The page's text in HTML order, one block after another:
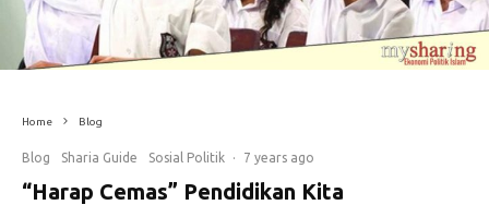
Home Blog
Blog Sharia Guide Sosial Politik · 7 years ago
“Harap Cemas” Pendidikan Kita